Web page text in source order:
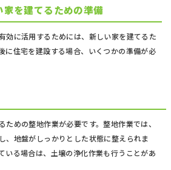
家を建てるための準備
効に活用するためには、新しい家を建てるた
に住宅を建設する場合、いくつかの準備が必
ための整地作業が必要です。整地作業では、
、地盤がしっかりとした状態に整えられま
いる場合は、土壌の浄化作業も行うことがあ